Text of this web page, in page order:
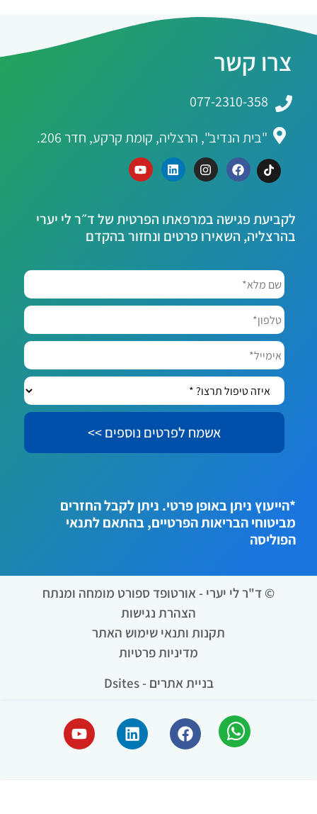
צרו קשר
077-2310-358
"בית הנדיב", הרצליה, קומת קרקע, חדר 206.
לקביעת פגישה במרפאתו הפרטית של ד״ר לי יערי
בהרצליה, השאירו פרטים ונחזור בהקדם
שם
מלא* *
טלפון*
אימייל*
איזה
טיפול
תרצו?
*הייעוץ ניתן באופן פרטי. ניתן לקבל החזרים
מביטוחי הבריאות הפרטיים, בהתאם לתנאי
הפוליסה
© ד"ר לי יערי - אורטופד ספורט מומחה ומנתח
הצהרת נגישות
תקנות ותנאי שימוש האתר
מדיניות פרטיות
בניית אתרים - Dsites